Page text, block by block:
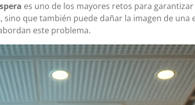
es uno de los mayores retos para
que también puede dañar la imagen de
este problema.